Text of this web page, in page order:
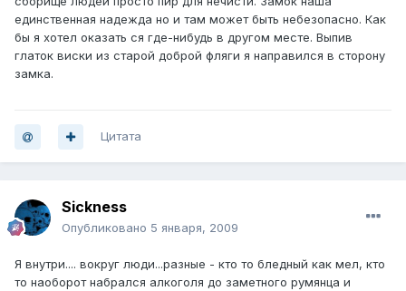
единственная надежда но и там может быть небезопасно. Как
бы я хотел оказать ся где-нибудь в другом месте. Выпив
глаток виски из старой доброй фляги я направился в сторону
замка.
Цитата
Sickness
Опубликовано 5 января, 2009
Я внутри.... вокруг люди...разные - кто то бледный как мел, кто
то наоборот набрался алкоголя до заметного румянца и